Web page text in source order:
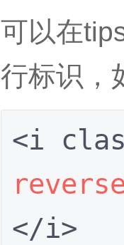
可以在
行标识，
</i>